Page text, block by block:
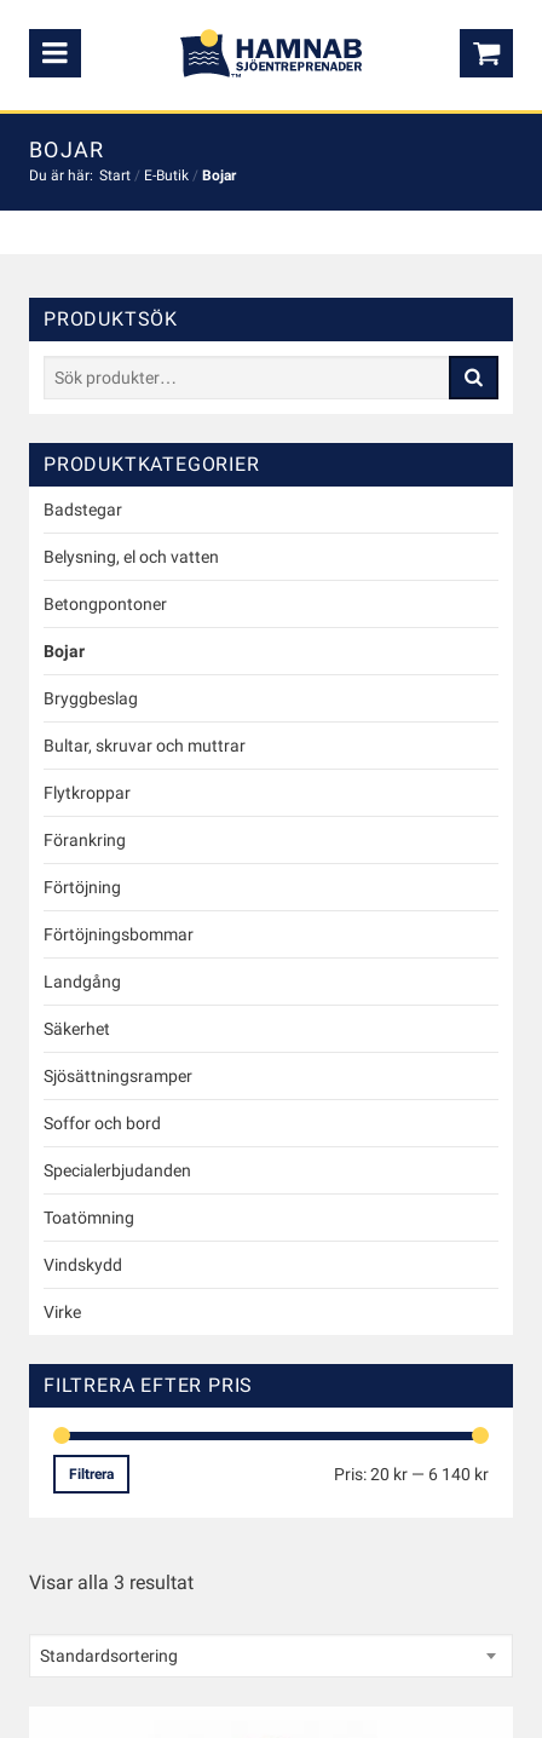
Meny
BOJAR
Du är här: Start / E-Butik / Bojar
PRODUKTSÖK
Sök
efter:
PRODUKTKATEGORIER
Badstegar
Belysning, el och vatten
Betongpontoner
Bojar
Bryggbeslag
Bultar, skruvar och muttrar
Flytkroppar
Förankring
Förtöjning
Förtöjningsbommar
Landgång
Säkerhet
Sjösättningsramper
Soffor och bord
Specialerbjudanden
Toatömning
Vindskydd
Virke
FILTRERA EFTER PRIS
Filtrera Pris:20 kr — 6 140 kr
Visar alla 3 resultat
Standardsortering